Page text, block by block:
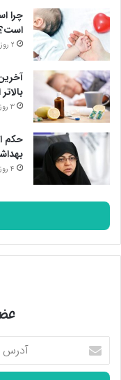
چرا
2 روز پیش
3 روز پیش
حکم
4 روز پیش
آدرس
ایمیل
خود